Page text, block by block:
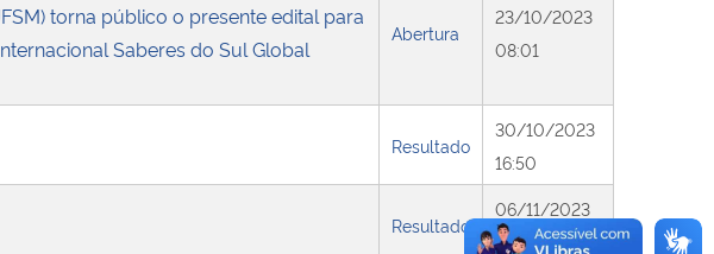
torna público o presente edital para
Saberes do Sul Global
Abertura
23/10/2023
08:01
Resultado
30/10/2023
16:50
Resultado
06/11/2023
10:53